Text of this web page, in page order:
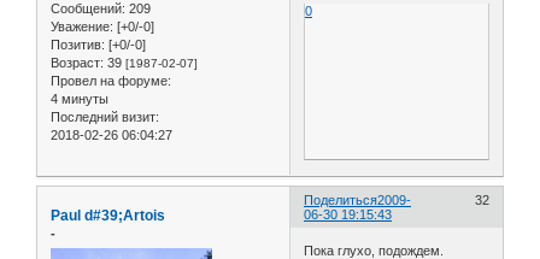
Сообщений: 209
Уважение: [+0/-0]
Позитив: [+0/-0]
Возраст: 39 [1987-02-07]
Провел на форуме:
4 минуты
Последний визит:
2018-02-26 06:04:27
0
Поделиться 32
2009-
06-30 19:15:43
Paul d#39;Artois
-
Пока глухо, подождем.